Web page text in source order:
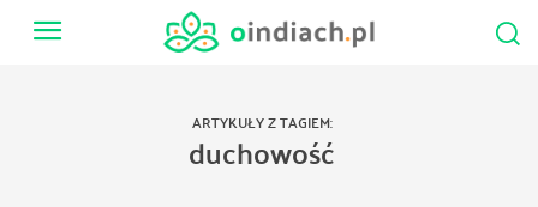
ARTYKUŁY Z TAGIEM:
duchowość